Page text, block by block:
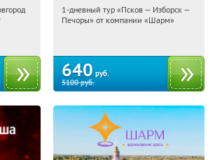
22
00:52:11 Купили:12
1-дневный тур «Псков — Изборск —
Печоры» от компании «Шарм»
640 руб.
5100руб.